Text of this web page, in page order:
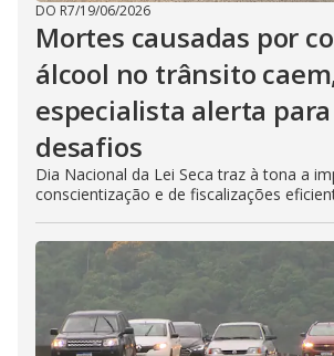
DO R7/19/06/2026
Mortes causadas por
álcool no trânsito
especialista alerta
desafios
Dia Nacional da Lei Seca traz à tona a
conscientização e de fiscalizações